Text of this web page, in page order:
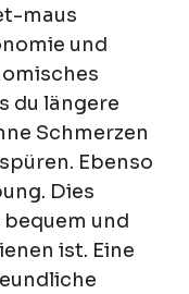
maus
und
du längere
Schmerzen
Ebenso
Dies
und
ist. Eine